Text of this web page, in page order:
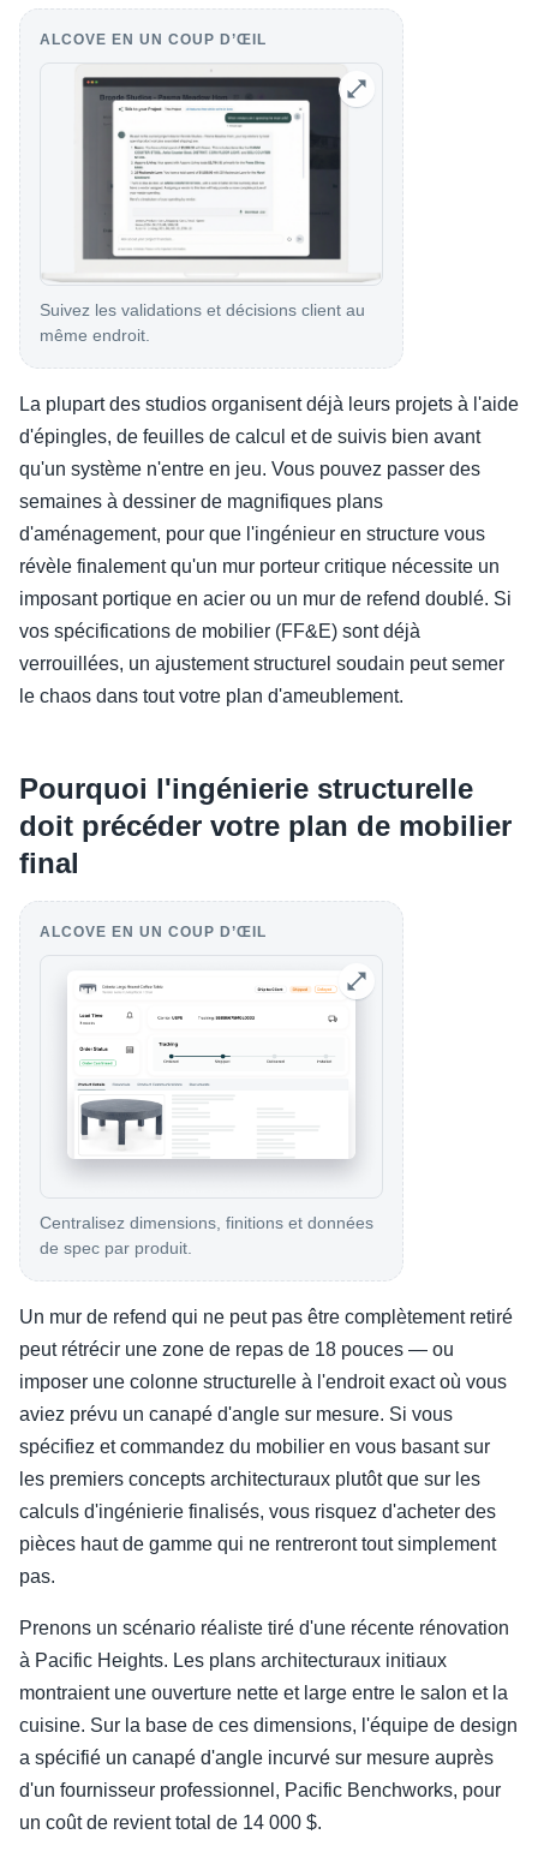
ALCOVE EN UN COUP D’ŒIL
Suivez les validations et décisions client au
même endroit.
La plupart des studios organisent déjà leurs projets à l'aide
d'épingles, de feuilles de calcul et de suivis bien avant
qu'un système n'entre en jeu. Vous pouvez passer des
semaines à dessiner de magnifiques plans
d'aménagement, pour que l'ingénieur en structure vous
révèle finalement qu'un mur porteur critique nécessite un
imposant portique en acier ou un mur de refend doublé. Si
vos spécifications de mobilier (FF&E) sont déjà
verrouillées, un ajustement structurel soudain peut semer
le chaos dans tout votre plan d'ameublement.
Pourquoi l'ingénierie structurelle
doit précéder votre plan de mobilier
final
ALCOVE EN UN COUP D’ŒIL
Centralisez dimensions, finitions et données
de spec par produit.
Un mur de refend qui ne peut pas être complètement retiré
peut rétrécir une zone de repas de 18 pouces — ou
imposer une colonne structurelle à l'endroit exact où vous
aviez prévu un canapé d'angle sur mesure. Si vous
spécifiez et commandez du mobilier en vous basant sur
les premiers concepts architecturaux plutôt que sur les
calculs d'ingénierie finalisés, vous risquez d'acheter des
pièces haut de gamme qui ne rentreront tout simplement
pas.
Prenons un scénario réaliste tiré d'une récente rénovation
à Pacific Heights. Les plans architecturaux initiaux
montraient une ouverture nette et large entre le salon et la
cuisine. Sur la base de ces dimensions, l'équipe de design
a spécifié un canapé d'angle incurvé sur mesure auprès
d'un fournisseur professionnel, Pacific Benchworks, pour
un coût de revient total de 14 000 $.